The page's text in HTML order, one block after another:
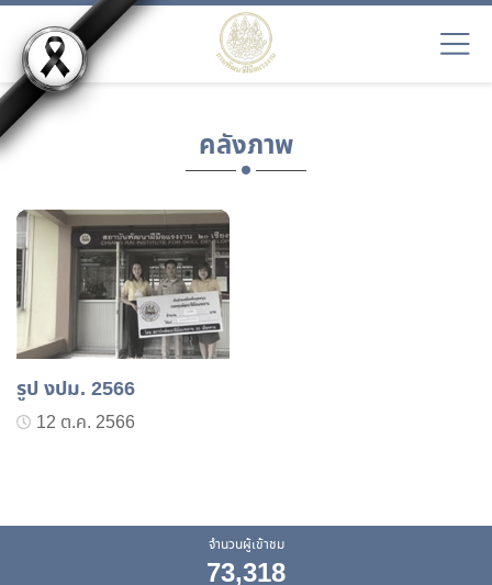
คลังภาพ
รูป งปม. 2566
12 ต.ค. 2566
จำนวนผู้เข้าชม
73,318